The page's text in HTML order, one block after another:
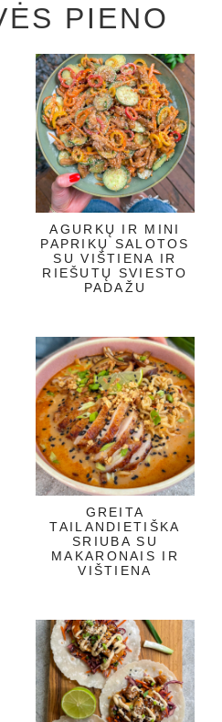
PIENO
AGURKŲ IR MINI
PAPRIKŲ SALOTOS
SU VIŠTIENA IR
RIEŠUTŲ SVIESTO
PADAŽU
GREITA
TAILANDIETIŠKA
SRIUBA SU
MAKARONAIS IR
VIŠTIENA